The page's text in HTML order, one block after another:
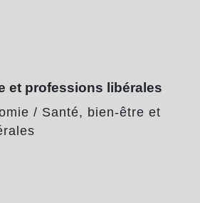
et professions libérales
/ Santé, bien-être et